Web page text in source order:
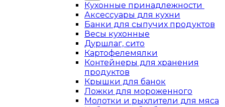
Кухонные принадлежности
Аксессуары для кухни
Банки для сыпучих продуктов
Весы кухонные
Дуршлаг, сито
Картофелемялки
Контейнеры для хранения
продуктов
Крышки для банок
Ложки для мороженного
Молотки и рыхлители для мяса